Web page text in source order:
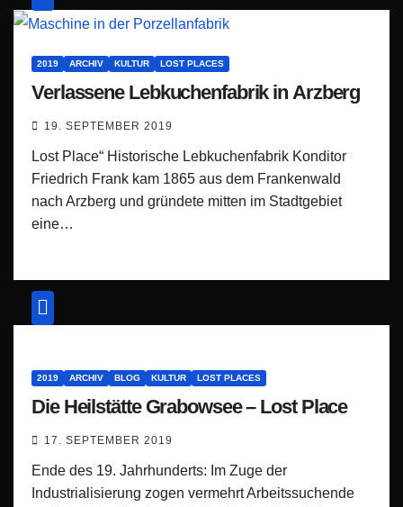
2019 ARCHIV KULTUR LOST PLACES
Verlassene Lebkuchenfabrik in Arzberg
19. SEPTEMBER 2019
Lost Place“ Historische Lebkuchenfabrik Konditor
Friedrich Frank kam 1865 aus dem Frankenwald
nach Arzberg und gründete mitten im Stadtgebiet
eine…
2019 ARCHIV BLOG KULTUR LOST PLACES
Die Heilstätte Grabowsee – Lost Place
17. SEPTEMBER 2019
Ende des 19. Jahrhunderts: Im Zuge der
Industrialisierung zogen vermehrt Arbeitssuchende